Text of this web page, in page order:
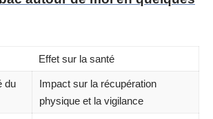
Effet sur la santé
du
Impact sur la récupération
physique et la vigilance